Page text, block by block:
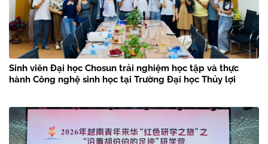
Sinh viên Đại học Chosun trải nghiệm học tập và thực
hành Công nghệ sinh học tại Trường Đại học Thủy lợi